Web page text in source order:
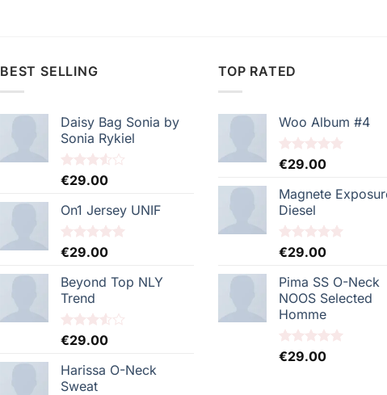
BEST SELLING
Daisy Bag Sonia by
Sonia Rykiel
Note
5
€29.00
On1 Jersey UNIF
Note5.00
€29.00
Beyond Top NLY
Trend
Note
5
€29.00
Harissa O-Neck
Sweat
TOP RATED
Woo Album #4
Note5.00
€29.00
Magnete
Diesel
Note5.00
€29.00
Pima SS O-Neck
NOOS Selected
Homme
Note5.00
€29.00